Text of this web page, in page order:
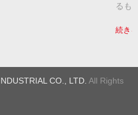
るも
続き
CO., LTD. All Rights